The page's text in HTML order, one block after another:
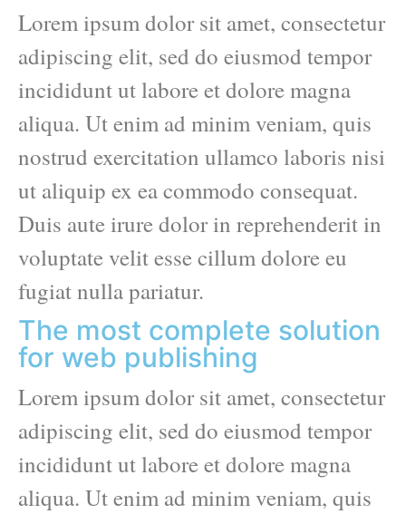
Lorem ipsum dolor sit amet, consectetur
adipiscing elit, sed do eiusmod tempor
incididunt ut labore et dolore magna
aliqua. Ut enim ad minim veniam, quis
nostrud exercitation ullamco laboris nisi
ut aliquip ex ea commodo consequat.
Duis aute irure dolor in reprehenderit in
voluptate velit esse cillum dolore eu
fugiat nulla pariatur.
The most complete solution
for web publishing
Lorem ipsum dolor sit amet, consectetur
adipiscing elit, sed do eiusmod tempor
incididunt ut labore et dolore magna
aliqua. Ut enim ad minim veniam, quis